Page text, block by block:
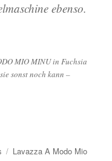
ebenso.
MIO MINU in Fuchsia
sonst noch kann –
Schlagwörter
Lavazza A Modo Mio